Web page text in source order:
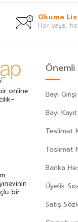
(49)
Okuma
Her yaşa,
online
bir
Bayi Girişi
Bayi Kayıt
Teslimat
Teslimat
Banka
Üyelik
Satış